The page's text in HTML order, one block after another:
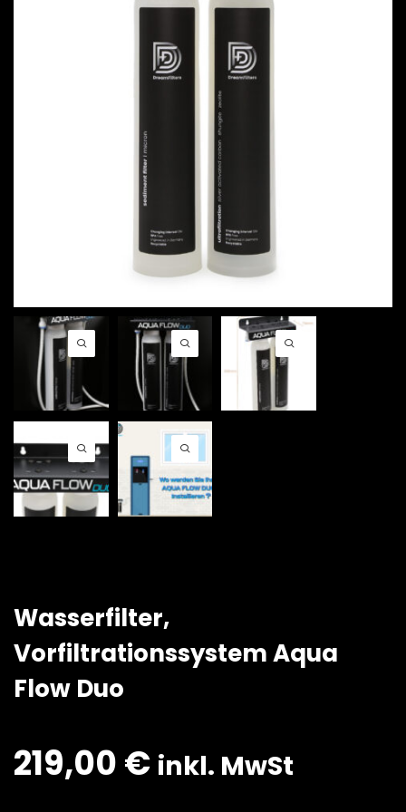
Wasserfilter,
Vorfiltrationssystem Aqua
Flow Duo
219,00€ inkl. MwSt